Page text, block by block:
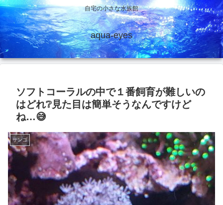
自宅の小さな水族館
aqua-eyes
ソフトコーラルの中で１番飼育が難しいの
はどれ❔見た目は簡単そうなんですけど
ね…😅
サンゴ